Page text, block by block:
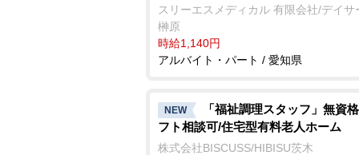
スリーエスメディカル 有限会社/デイサ
榊原
時給1,140円
アルバイト・パート / 愛知県
NEW
「福祉調理スタッフ」無資
フト相談可/住宅型有料老人ホーム
株式会社BISCUSS/HIBISU茨木